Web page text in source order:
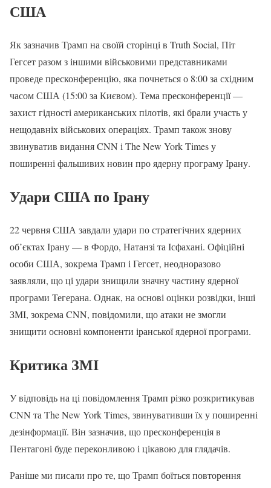
США
Як зазначив Трамп на своїй сторінці в Truth Social, Піт
Гегсет разом з іншими військовими представниками
проведе пресконференцію, яка почнеться о 8:00 за східним
часом США (15:00 за Києвом). Тема пресконференції —
захист гідності американських пілотів, які брали участь у
нещодавніх військових операціях. Трамп також знову
звинуватив видання CNN і The New York Times у
поширенні фальшивих новин про ядерну програму Ірану.
Удари США по Ірану
22 червня США завдали удари по стратегічних ядерних
об’єктах Ірану — в Фордо, Натанзі та Ісфахані. Офіційні
особи США, зокрема Трамп і Гегсет, неодноразово
заявляли, що ці удари знищили значну частину ядерної
програми Тегерана. Однак, на основі оцінки розвідки, інші
ЗМІ, зокрема CNN, повідомили, що атаки не змогли
знищити основні компоненти іранської ядерної програми.
Критика ЗМІ
У відповідь на ці повідомлення Трамп різко розкритикував
CNN та The New York Times, звинувативши їх у поширенні
дезінформації. Він зазначив, що пресконференція в
Пентагоні буде переконливою і цікавою для глядачів.
Раніше ми писали про те, що Трамп боїться повторення